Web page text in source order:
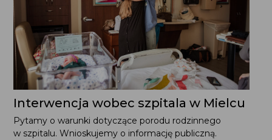
Interwencja wobec szpitala w Mielcu
Pytamy o warunki dotyczące porodu rodzinnego
w szpitalu. Wnioskujemy o informację publiczną.